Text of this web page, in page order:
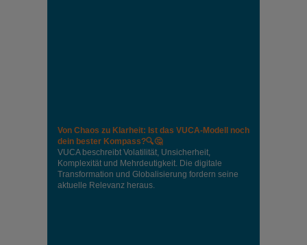
Von Chaos zu Klarheit: Ist das VUCA-Modell noch
dein bester Kompass?🔍🤔
VUCA beschreibt Volatilität, Unsicherheit,
Komplexität und Mehrdeutigkeit. Die digitale
Transformation und Globalisierung fordern seine
aktuelle Relevanz heraus.